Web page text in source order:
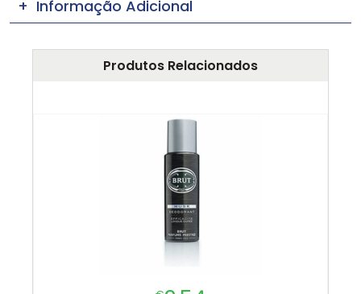
Informação Adicional
Produtos Relacionados